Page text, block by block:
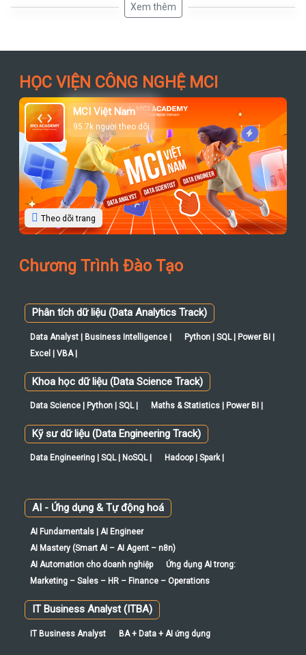
Xem thêm
HỌC VIỆN CÔNG NGHỆ MCI
MCI Việt Nam
95.7k người theo dõi
Theo dõi trang
Chương Trình Đào Tạo
Phân tích dữ liệu (Data Analytics Track)
Data Analyst | Business Intelligence |
Python | SQL | Power BI |
Excel | VBA |
Khoa học dữ liệu (Data Science Track)
Data Science | Python | SQL | Maths & Statistics | Power BI |
Kỹ sư dữ liệu (Data Engineering Track)
Data Engineering | SQL | NoSQL | Hadoop | Spark |
AI - Ứng dụng & Tự động hoá
AI Fundamentals | AI Engineer
AI Mastery (Smart AI – AI Agent – n8n)
AI Automation cho doanh nghiệp
Ứng dụng AI trong:
Marketing – Sales – HR – Finance – Operations
IT Business Analyst (ITBA)
IT Business Analyst BA + Data + AI ứng dụng